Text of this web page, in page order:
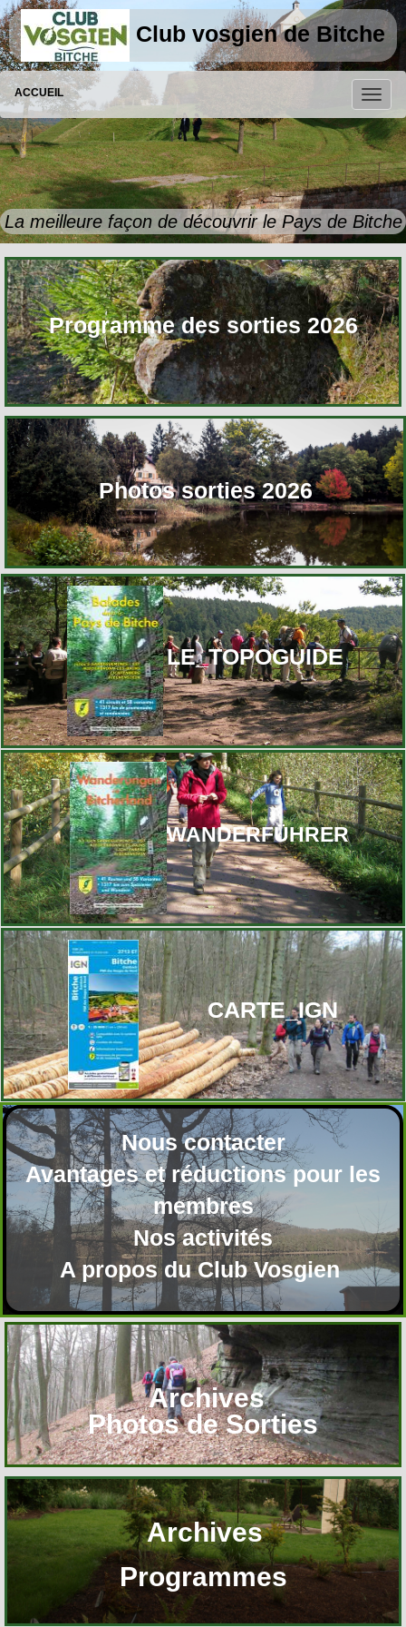
Club vosgien de Bitche
ACCUEIL
La meilleure façon de découvrirle Pays de Bitche
Programme des sorties 2026
ogramme
Photos sorties 2026
LE_TOPOGUIDE
WANDERFÜHRER
CARTE_IGN
Nous contacter
Avantages et réductions pour les
membres
Nos activités
A propos du Club Vosgien
Archives
Photos de Sorties
Archives
Programmes